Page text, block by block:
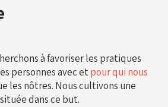
à favoriser les pratiques
personnes avec etpour qui nous
les nôtres. Nous cultivons une
dans ce but.